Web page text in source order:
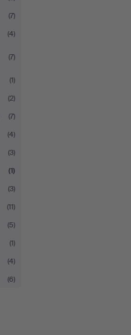
(7)
(4)
(7)
(1)
(2)
(7)
(4)
(3)
(1)
(3)
(11)
(5)
(1)
(4)
(6)